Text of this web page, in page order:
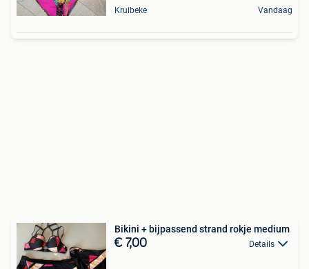
Kruibeke Vandaag
Bikini + bijpassend strand rokje medium
€ 7,00 Details